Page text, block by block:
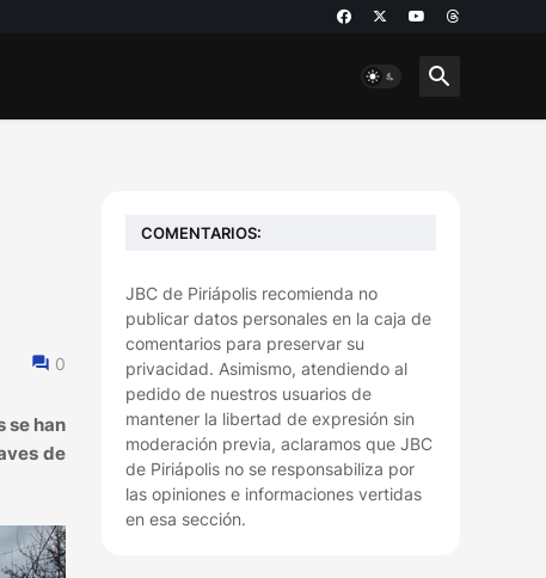
0
se han
de
COMENTARIOS:
JBC de Piriápolis recomienda no
publicar datos personales en la caja de
comentarios para preservar su
privacidad. Asimismo, atendiendo al
pedido de nuestros usuarios de
mantener la libertad de expresión sin
moderación previa, aclaramos que JBC
de Piriápolis no se responsabiliza por
las opiniones e informaciones vertidas
en esa sección.